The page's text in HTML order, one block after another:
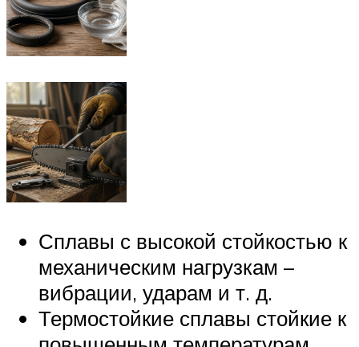
Сплавы с высокой стойкостью к
механическим нагрузкам –
вибрации, ударам и т. д.
Термостойкие сплавы стойкие к